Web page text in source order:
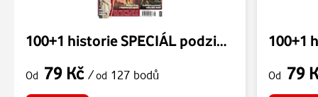
100+1 historie SPECIÁL podzim 2026
Od 79 Kč /od 127 bodů Od 79